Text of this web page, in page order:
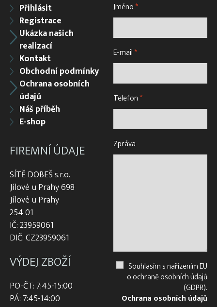
Přihlásit
Registrace
Ukázka našich
realizací
Kontakt
Obchodní podmínky
Ochrana osobních
údajů
Náš příběh
E-shop
FIREMNÍ ÚDAJE
SÍTĚ DOBEŠ s.r.o.
Jílové u Prahy 698
Jílové u Prahy
254 01
IČ: 23959061
DIČ: CZ23959061
VÝDEJ ZBOŽÍ
PO-ČT: 7:45-15:00
PÁ: 7:45-14:00
Jméno*
E-mail*
Telefon*
Zpráva
Souhlasím s nařízením EU
o ochraně osobních údajů
(GDPR).
Ochrana osobních údajů